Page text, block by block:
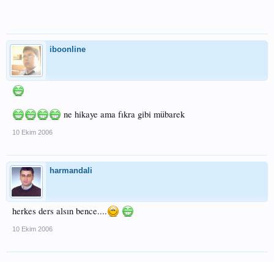
iboonline
ne hikaye ama fıkra gibi mübarek
10 Ekim 2006
harmandali
herkes ders alsın bence....
10 Ekim 2006